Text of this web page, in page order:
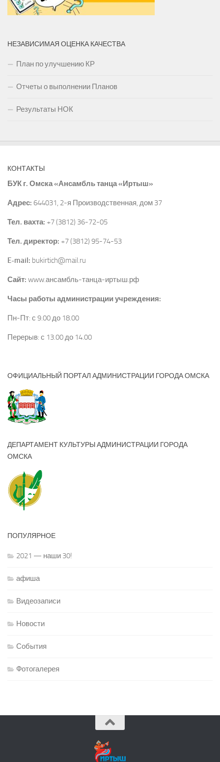
НЕЗАВИСИМАЯ ОЦЕНКА КАЧЕСТВА
План по улучшению КР
Отчеты о выполнении Планов
Результаты НОК
КОНТАКТЫ
БУК г. Омска «Ансамбль танца «Иртыш»
Адрес: 644031, 2-я Производственная, дом 37
Тел. вахта: +7 (3812) 36-72-05
Тел. директор: +7 (3812) 95-74-53
E-mail: bukirtich@mail.ru
Сайт: www.ансамбль-танца-иртыш.рф
Часы работы администрации учреждения:
Пн-Пт: с 9.00 до 18.00
Перерыв: с 13.00 до 14.00
ОФИЦИАЛЬНЫЙ ПОРТАЛ АДМИНИСТРАЦИИ ГОРОДА ОМСКА
ДЕПАРТАМЕНТ КУЛЬТУРЫ АДМИНИСТРАЦИИ ГОРОДА
ОМСКА
ПОПУЛЯРНОЕ
2021 — наши 30!
афиша
Видеозаписи
Новости
События
Фотогалерея